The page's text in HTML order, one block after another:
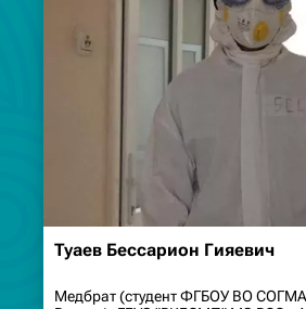
Туаев Бессарион Гияевич
Медбрат (студент ФГБОУ ВО